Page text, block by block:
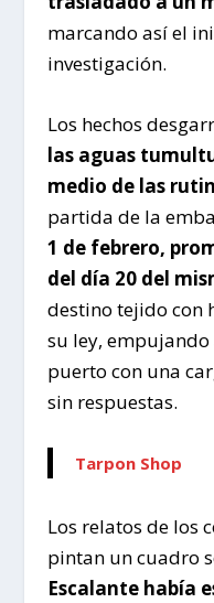
marcando así el
investigación.
Los hechos
las aguas
medio de las
partida de la
1 de febrero,
del día 20 del
destino tejido con
su ley,
puerto con una
sin respuestas.
Tarpon Shop
Los relatos de los
pintan un cuadro
Escalante había